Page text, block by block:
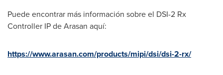
Puede encontrar más información sobre el DSI-2 Rx
Controller IP de Arasan aquí:
https://www.arasan.com/products/mipi/dsi/dsi-2-rx/